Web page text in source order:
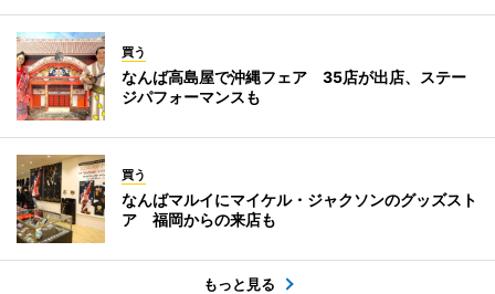
買う
なんば高島屋で沖縄フェア 35店が出店、ステー
ジパフォーマンスも
買う
なんばマルイにマイケル・ジャクソンのグッズスト
ア 福岡からの来店も
もっと見る